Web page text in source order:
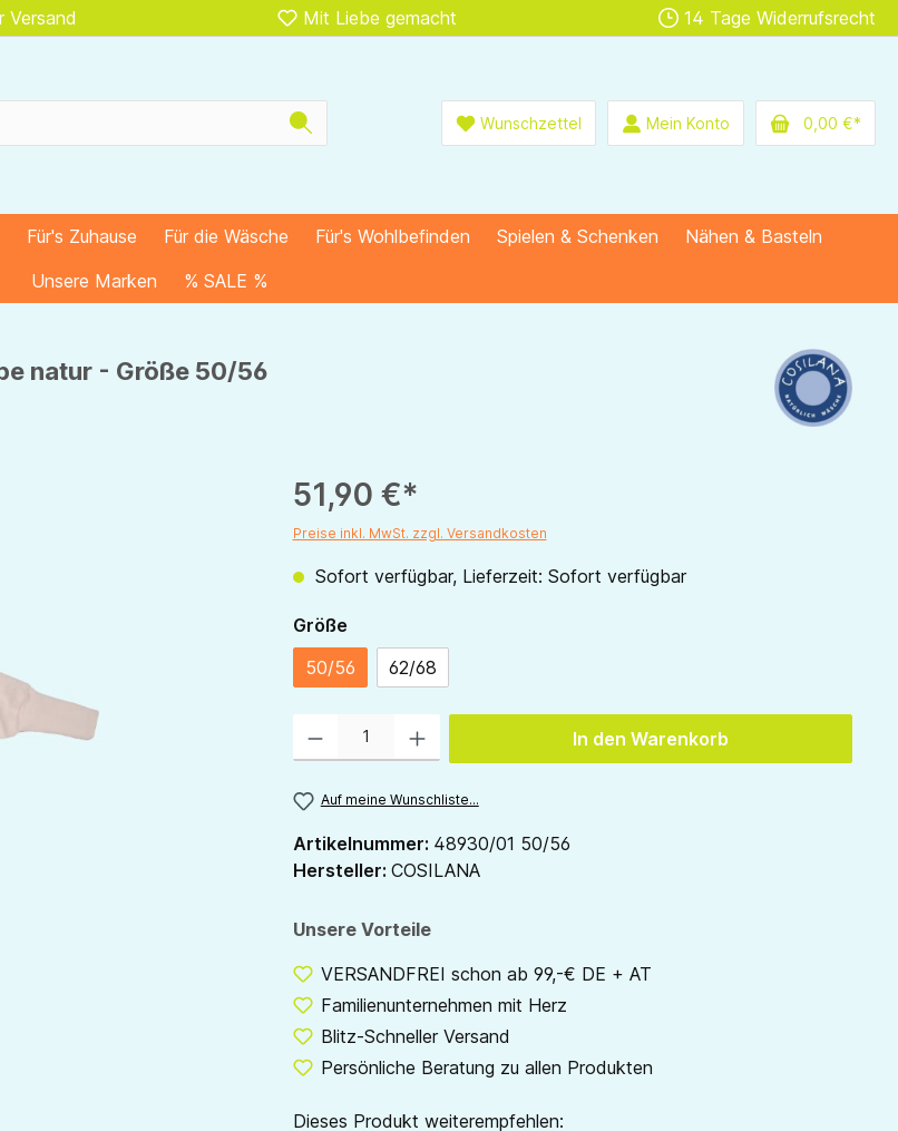
Versand Mit Liebe gemacht 14 Tage Widerrufsrecht
Wunschzettel Mein Konto 0,00 €*
Für's Zuhause Für die Wäsche Für's Wohlbefinden Spielen & Schenken
Nähen & Basteln
Unsere Marken
% SALE %
natur - Größe 50/56
51,90 €*
Preise inkl. MwSt. zzgl. Versandkosten
Sofort verfügbar, Lieferzeit: Sofort verfügbar
Größeauswählen
50/56
62/68
In den Warenkorb
Auf meine Wunschliste...
Artikelnummer: 48930/01 50/56
Hersteller: COSILANA
Unsere Vorteile
VERSANDFREI schon ab 99,-€ DE + AT
Familienunternehmen mit Herz
Blitz-Schneller Versand
Persönliche Beratung zu allen Produkten
Dieses Produkt weiterempfehlen: